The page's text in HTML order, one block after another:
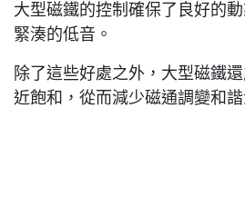
大型磁鐵的控制確保了良好的
緊湊的低音。
除了這些好處之外，大型磁鐵
近飽和，從而減少磁通調變和諧